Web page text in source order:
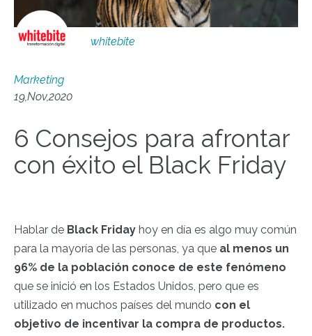
whitebite
Marketing
19,Nov,2020
6 Consejos para afrontar
con éxito el Black Friday
Hablar de Black Friday hoy en día es algo muy común
para la mayoría de las personas, ya que al menos un
96% de la población conoce de este fenómeno
que se inició en los Estados Unidos, pero que es
utilizado en muchos países del mundo con el
objetivo de incentivar la compra de productos.